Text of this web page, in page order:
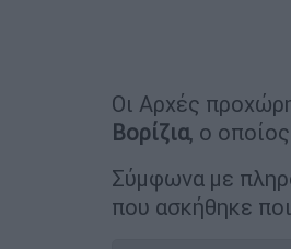
Οι Αρχές
Βορίζια, ο
Σύμφωνα με
που ασκήθηκε